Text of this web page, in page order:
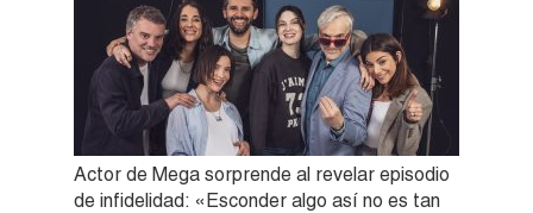
Actor de Mega sorprende al revelar episodio
de infidelidad: «Esconder algo así no es tan